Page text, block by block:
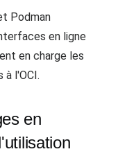
Podman
en ligne
en charge les
à l'OCI.
en